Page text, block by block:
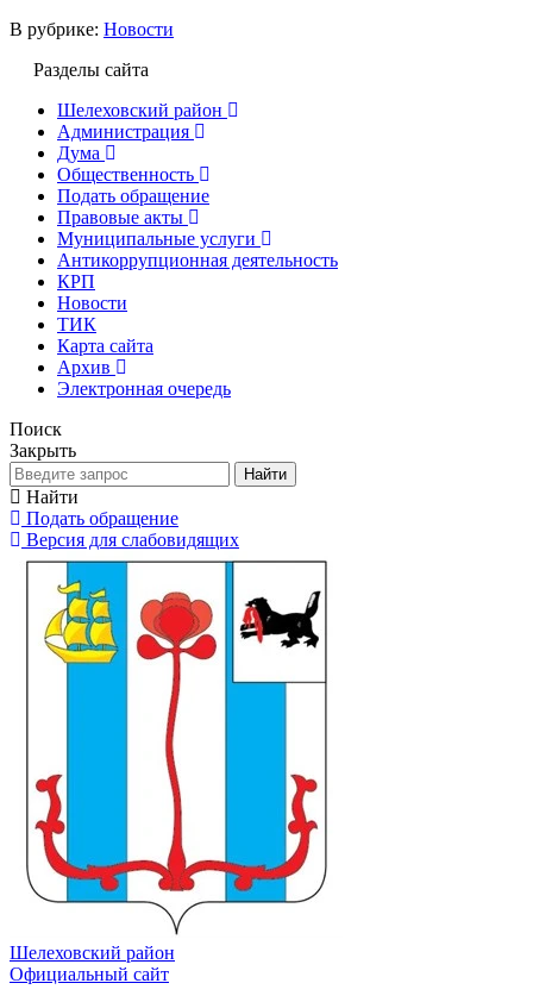
В рубрике: Новости
Разделы сайта
Шелеховский район
Администрация
Дума
Общественность
Подать обращение
Правовые акты
Муниципальные услуги
Антикоррупционная деятельность
КРП
Новости
ТИК
Карта сайта
Архив
Электронная очередь
Поиск
Закрыть
Найти
Найти
Подать обращение
Версия для слабовидящих
Шелеховский район
Официальный сайт